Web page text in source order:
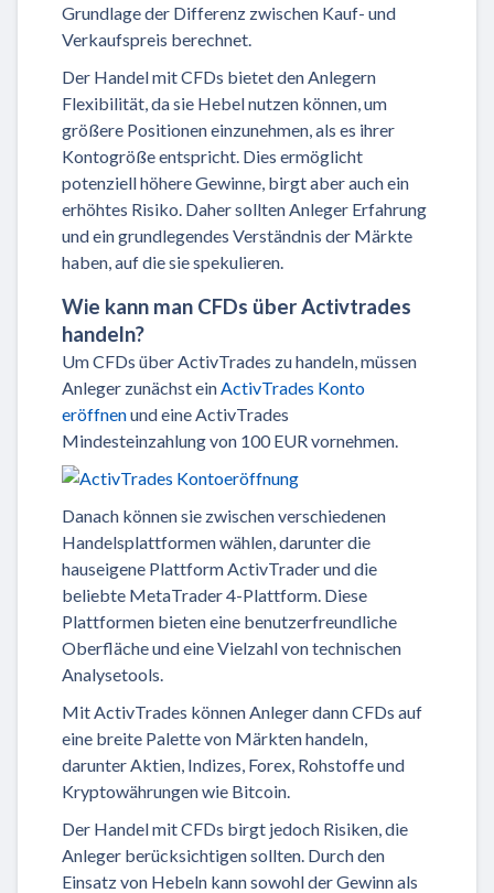
Grundlage der Differenz zwischen Kauf- und
Verkaufspreis berechnet.
Der Handel mit CFDs bietet den Anlegern
Flexibilität, da sie Hebel nutzen können, um
größere Positionen einzunehmen, als es ihrer
Kontogröße entspricht. Dies ermöglicht
potenziell höhere Gewinne, birgt aber auch ein
erhöhtes Risiko. Daher sollten Anleger Erfahrung
und ein grundlegendes Verständnis der Märkte
haben, auf die sie spekulieren.
Wie kann man CFDs über Activtrades
handeln?
Um CFDs über ActivTrades zu handeln, müssen
Anleger zunächst ein ActivTrades Konto
eröffnenund eine ActivTrades
Mindesteinzahlung von 100 EUR vornehmen.
Danach können sie zwischen verschiedenen
Handelsplattformen wählen, darunter die
hauseigene Plattform ActivTrader und die
beliebte MetaTrader 4-Plattform. Diese
Plattformen bieten eine benutzerfreundliche
Oberfläche und eine Vielzahl von technischen
Analysetools.
Mit ActivTrades können Anleger dann CFDs auf
eine breite Palette von Märkten handeln,
darunter Aktien, Indizes, Forex, Rohstoffe und
Kryptowährungen wie Bitcoin.
Der Handel mit CFDs birgt jedoch Risiken, die
Anleger berücksichtigen sollten. Durch den
Einsatz von Hebeln kann sowohl der Gewinn als